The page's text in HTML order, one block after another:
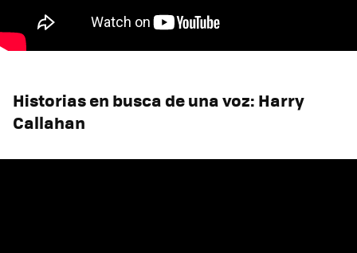
Historias en busca de una voz: Harry
Callahan